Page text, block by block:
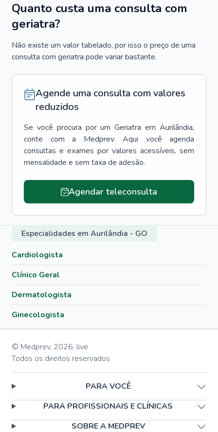
Quanto custa uma consulta com
geriatra?
Não existe um valor tabelado, por isso o preço de uma
consulta com geriatra pode variar bastante.
Agende uma consulta com valores
reduzidos
Se você procura por um Geriatra em Aurilândia,
conte com a Medprev. Aqui você agenda
consultas e exames por valores acessíveis, sem
mensalidade e sem taxa de adesão.
Agendar teleconsulta
Especialidades em Aurilândia - GO
Cardiologista
Clínico Geral
Dermatologista
Ginecologista
© Medprev, 2026, live
Todos os direitos reservados
PARA VOCÊ
PARA PROFISSIONAIS E CLÍNICAS
SOBRE A MEDPREV